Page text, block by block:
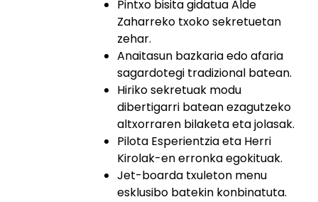
Pintxo bisita gidatua Alde
Zaharreko txoko sekretuetan
zehar.
Anaitasun bazkaria edo afaria
sagardotegi tradizional batean.
Hiriko sekretuak modu
dibertigarri batean ezagutzeko
altxorraren bilaketa eta jolasak.
Pilota Esperientzia eta Herri
Kirolak-en erronka egokituak.
Jet-boarda txuleton menu
esklusibo batekin konbinatuta.